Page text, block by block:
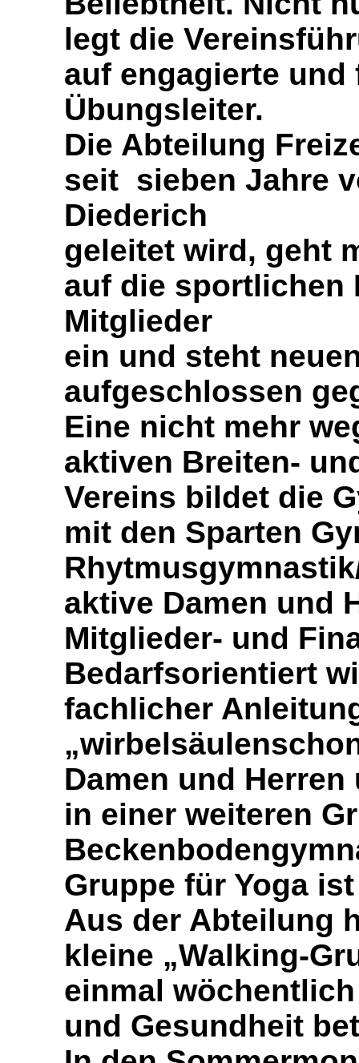
legt die
auf engagierte
Übungsleiter.
Die Abteilung
seit sieben Jahre
Diederich
geleitet wird, geht
auf die sportlichen
Mitglieder
ein und steht
aufgeschlossen
Eine nicht mehr
aktiven Breiten-
Vereins bildet die
mit den Sparten
aktive Damen und
Mitglieder- und
Bedarfsorientiert
fachlicher
Damen und
in einer weiteren
Gruppe für Yoga
Aus der Abteilung
kleine „Walking-
einmal
und Gesundheit